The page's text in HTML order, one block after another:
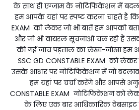
के साथ ही एग्जाम के नोटिफिकेशन में
हम आपके यहां पर स्पष्ट करना चाहते हैं कि
EXAM को लेकर जो भी बातें हम आपको
और जो भी वायरल सूचनाओं चल रही हैं उसको
की गई जांच पड़ताल का लेखा-जोखा हम
SSC GD CONSTABLE EXAM को
उसके आधार पर नोटिफिकेशन में जो
हम यहां पर चर्चा करेंगे और आपसे
CONSTABLE EXAM नोटिफिकेशन को
के लिए एक बार आधिकारिक वेबसाइट